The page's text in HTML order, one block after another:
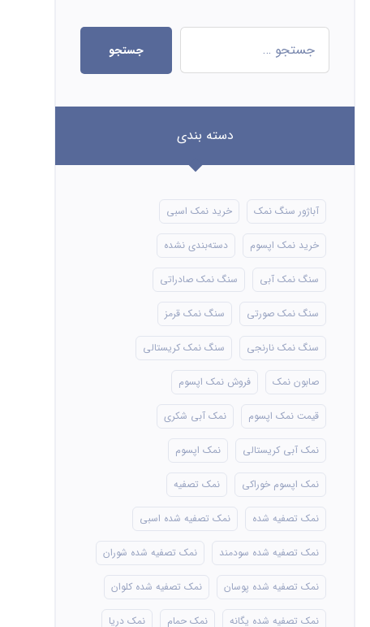
جستجو
دسته بندی
آباژور سنگ نمک خرید نمک اسبی
خرید نمک اپسوم دسته‌بندی نشده
سنگ نمک آبی سنگ نمک صادراتی
سنگ نمک صورتی سنگ نمک قرمز
سنگ نمک نارنجی سنگ نمک کریستالی
صابون نمک فروش نمک اپسوم
قیمت نمک اپسوم نمک آبی شکری
نمک آبی کریستالی نمک اپسوم
نمک اپسوم خوراکی نمک تصفیه
نمک تصفیه شده نمک تصفیه شده اسبی
نمک تصفیه شده سودمند نمک تصفیه شده شوران
نمک تصفیه شده پوسان نمک تصفیه شده کلوان
نمک تصفیه شده یگانه نمک حمام نمک دریا